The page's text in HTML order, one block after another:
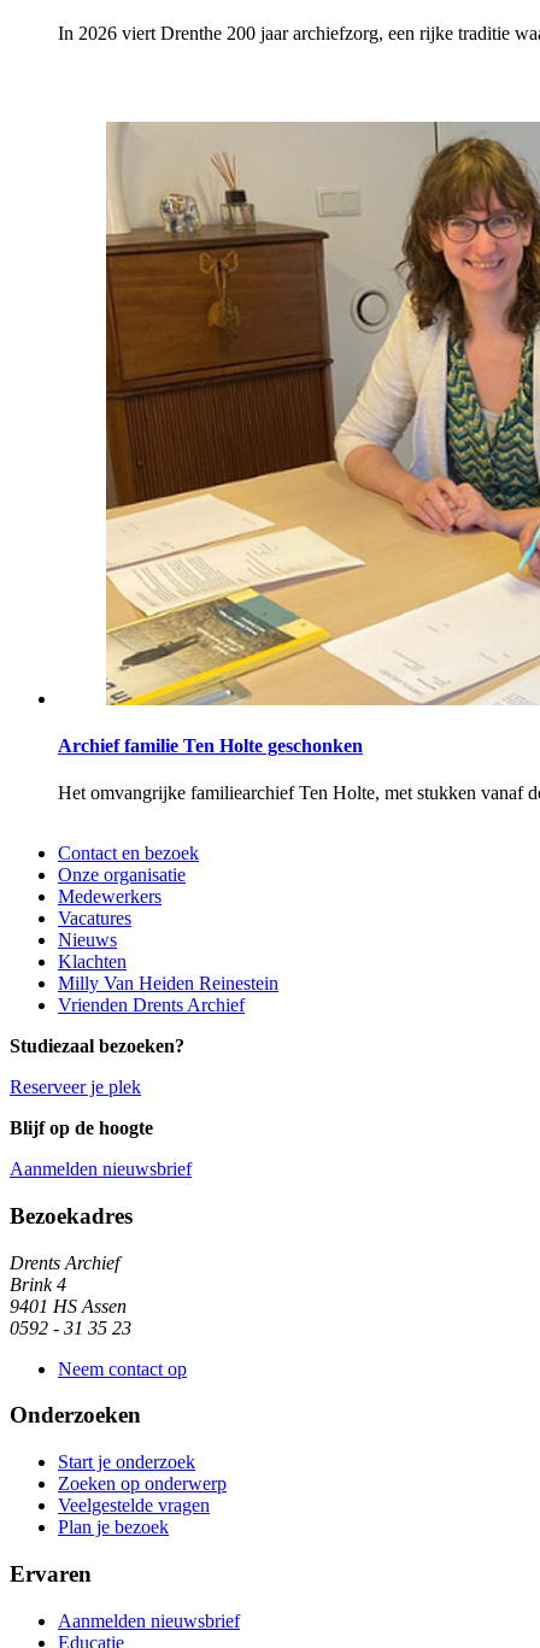
In 2026 viert Drenthe 200 jaar archiefzorg, een rijke traditie
Archief familie Ten Holte geschonken
Het omvangrijke familiearchief Ten Holte, met stukken vanaf
Contact en bezoek
Onze organisatie
Medewerkers
Vacatures
Nieuws
Klachten
Milly Van Heiden Reinestein
Vrienden Drents Archief
Studiezaal bezoeken?
Reserveer je plek
Blijf op de hoogte
Aanmelden nieuwsbrief
Algemene informatie
Bezoekadres
Drents Archief
Brink 4
9401 HS Assen
0592 - 31 35 23
Neem contact op
Onderzoeken
Start je onderzoek
Zoeken op onderwerp
Veelgestelde vragen
Plan je bezoek
Ervaren
Aanmelden nieuwsbrief
Educatie